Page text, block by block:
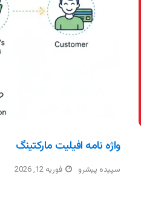
واژه نامه افیلیت مارکتینگ
سپیده پیشرو فوریه 12, 2026